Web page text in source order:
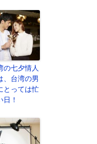
の七夕情人
、台湾の男
とっては忙
日！